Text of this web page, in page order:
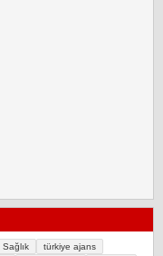
Sağlık
türkiye ajans